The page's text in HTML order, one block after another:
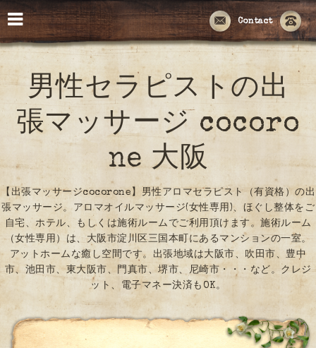
Contact
男性セラピストの出
張マッサージ cocoro
ne 大阪
【出張マッサージcocorone】男性アロマセラピスト（有資格）の出
張マッサージ。アロマオイルマッサージ(女性専用)、ほぐし整体をご
自宅、ホテル、もしくは施術ルームでご利用頂けます。施術ルーム
（女性専用）は、大阪市淀川区三国本町にあるマンションの一室。
アットホームな癒し空間です。出張地域は大阪市、吹田市、豊中
市、池田市、東大阪市、門真市、堺市、尼崎市・・・など。クレジ
ット、電子マネー決済もOK。